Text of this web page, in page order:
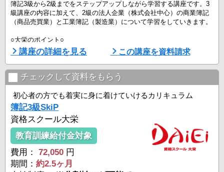
簿記3級から2級までをステップアップしながら学習する講座です。3
級講座の内容に加えて、2級の法人企業（株式会社中心）の商業簿記
（商品売買業）と工業簿記（製造業）について学習をしていきます。
○大栄のポイント○
１.経験豊富な講師にオンラインで直接学習相談できる
学習面のお悩みも経験豊富な講師がその場で解決！！あらゆる学習相
談について一人ひとり丁寧にアドバイスいたしますので、試験直前で
焦ることなくスキルアップできます！
2.全国約100拠点で通学でもオンラインでも通いやすい
大栄は全国10 ...
講座の詳細を見る この講座を資料請求
チェックして資料をもらう
初心者の方でも着実に身に着けていけるカリキュラム
簿記3級SkiP
資格スクール大栄
教育訓練給付金対象
費用：
72,050 円
期間： 約2.5ヶ月